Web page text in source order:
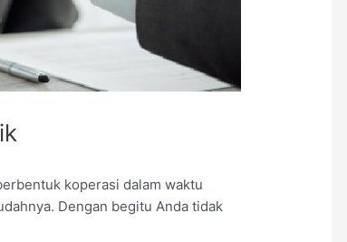
koperasi dalam waktu
Dengan begitu Anda tidak